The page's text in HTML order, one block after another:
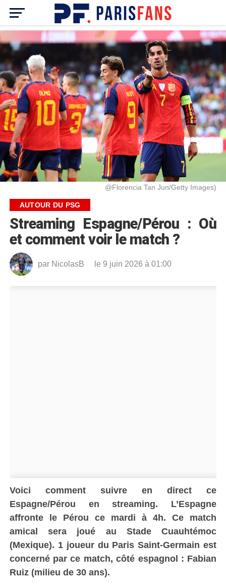
@Florencia Tan Jun/Getty Images)
AUTOUR DU PSG
Streaming Espagne/Pérou : Où
et comment voir le match ?
par NicolasB le 9 juin 2026 à 01:00
Voici comment suivre en direct ce
Espagne/Pérou en streaming. L’Espagne
affronte le Pérou ce mardià 4h. Ce match
amical sera joué au Stade Cuauhtémoc
(Mexique). 1 joueur du Paris Saint-Germain est
concerné par ce match, côté espagnol : Fabian
Ruiz (milieu de 30 ans).